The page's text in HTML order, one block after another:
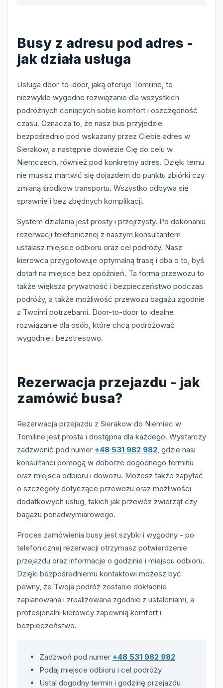
Busy z adresu pod adres -
jak działa usługa
Usługa door-to-door, jaką oferuje Tomiline, to
niezwykle wygodne rozwiązanie dla wszystkich
podróżnych ceniących sobie komfort i oszczędność
czasu. Oznacza to, że nasz bus przyjedzie
bezpośrednio pod wskazany przez Ciebie adres w
Sierakow, a następnie dowiezie Cię do celu w
Niemczech, również pod konkretny adres. Dzięki temu
nie musisz martwić się dojazdem do punktu zbiórki czy
zmianą środków transportu. Wszystko odbywa się
sprawnie i bez zbędnych komplikacji.
System działania jest prosty i przejrzysty. Po dokonaniu
rezerwacji telefonicznej z naszym konsultantem
ustalasz miejsce odbioru oraz cel podróży. Nasz
kierowca przygotowuje optymalną trasę i dba o to, byś
dotarł na miejsce bez opóźnień. Ta forma przewozu to
także większa prywatność i bezpieczeństwo podczas
podróży, a także możliwość przewozu bagażu zgodnie
z Twoimi potrzebami. Door-to-door to idealne
rozwiązanie dla osób, które chcą podróżować
wygodnie i bezstresowo.
Rezerwacja przejazdu - jak
zamówić busa?
Rezerwacja przejazdu z Sierakow do Niemiec w
Tomiline jest prosta i dostępna dla każdego. Wystarczy
zadzwonić pod numer +48 531 982 982, gdzie nasi
konsultanci pomogą w doborze dogodnego terminu
oraz miejsca odbioru i dowozu. Możesz także zapytać
o szczegóły dotyczące przewozu oraz możliwości
dodatkowych usług, takich jak przewóz zwierząt czy
bagażu ponadwymiarowego.
Proces zamówienia busy jest szybki i wygodny - po
telefonicznej rezerwacji otrzymasz potwierdzenie
przejazdu oraz informacje o godzinie i miejscu odbioru.
Dzięki bezpośredniemu kontaktowi możesz być
pewny, że Twoja podróż zostanie dokładnie
zaplanowana i zrealizowana zgodnie z ustaleniami, a
profesjonalni kierowcy zapewnią komfort i
bezpieczeństwo.
Zadzwoń pod numer +48 531 982 982
Podaj miejsce odbioru i cel podróży
Ustal dogodny termin i godzinę przejazdu